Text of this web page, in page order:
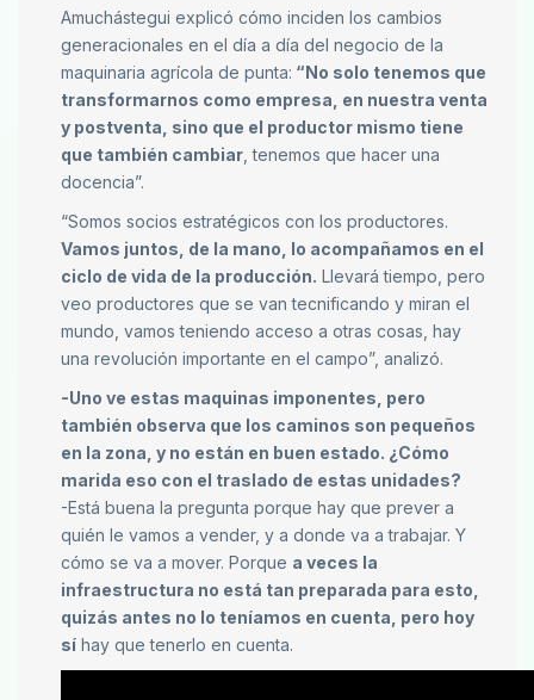
Amuchástegui explicó cómo inciden los cambios
generacionales en el día a día del negocio de la
maquinaria agrícola de punta: “No solo tenemos que
transformarnos como empresa, en nuestra venta
y postventa, sino que el productor mismo tiene
que también cambiar , tenemos que hacer una
docencia”.
“Somos socios estratégicos con los productores.
Vamos juntos, de la mano, lo acompañamos en el
ciclo de vida de la producción. Llevará tiempo, pero
veo productores que se van tecnificando y miran el
mundo, vamos teniendo acceso a otras cosas, hay
una revolución importante en el campo”, analizó.
-Uno ve estas maquinas imponentes, pero
también observa que los caminos son pequeños
en la zona, y no están en buen estado. ¿Cómo
marida eso con el traslado de estas unidades?
-Está buena la pregunta porque hay que prever a
quién le vamos a vender, y a donde va a trabajar. Y
cómo se va a mover. Porque a veces la
infraestructura no está tan preparada para esto,
quizás antes no lo teníamos en cuenta, pero hoy
sí hay que tenerlo en cuenta.